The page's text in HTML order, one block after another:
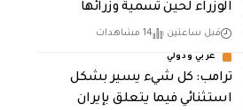
الوزراء لحين تسمية وزرائها
قبل ساعتين 14 مشاهدات
عربي ودولي
ترامب: كل شيء يسير بشكل
استثنائي فيما يتعلق بإيران